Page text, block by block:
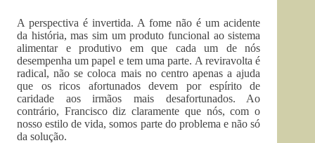
A perspectiva é invertida. A fome não é um acidente
da história, mas sim um produto funcional ao sistema
alimentar e produtivo em que cada um de nós
desempenha um papel e tem uma parte. A reviravolta é
radical, não se coloca mais no centro apenas a ajuda
que os ricos afortunados devem por espírito de
caridade aos irmãos mais desafortunados. Ao
contrário, Francisco diz claramente que nós, com o
nosso estilo de vida, somos parte do problema e não só
da solução.